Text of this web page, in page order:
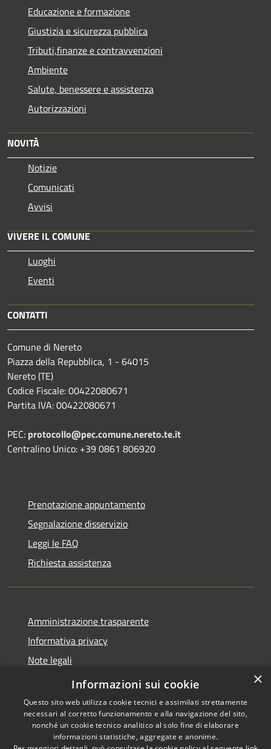
Educazione e formazione
Giustizia e sicurezza pubblica
Tributi,finanze e contravvenzioni
Ambiente
Salute, benessere e assistenza
Autorizzazioni
NOVITÀ
Notizie
Comunicati
Avvisi
VIVERE IL COMUNE
Luoghi
Eventi
CONTATTI
Comune di Nereto
Piazza della Repubblica, 1 - 64015
Nereto (TE)
Codice Fiscale: 00422080671
Partita IVA: 00422080671
PEC: protocollo@pec.comune.nereto.te.it
Centralino Unico: +39 0861 806920
Prenotazione appuntamento
Segnalazione disservizio
Leggi le FAQ
Richiesta assistenza
Amministrazione trasparente
Informativa privacy
Note legali
Dichiarazione di accessibilità
Copyright © 2026 • Comune di
×
Informazioni sui cookie
Questo sito web utilizza cookie tecnici e assimilati strettamente
necessari al corretto funzionamento e alla navigazione del sito,
nonché un cookie tecnico analitico al solo fine di elaborare
informazioni statistiche, aggregate e anonime.